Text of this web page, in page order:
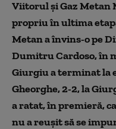
Viitorul şi Gaz Metan
propriu în ultima
Metan a învins-o pe
Dumitru Cardoso, în
Giurgiu a terminat la
Gheorghe, 2-2, la
a ratat, în premieră,
nu a reușit să se